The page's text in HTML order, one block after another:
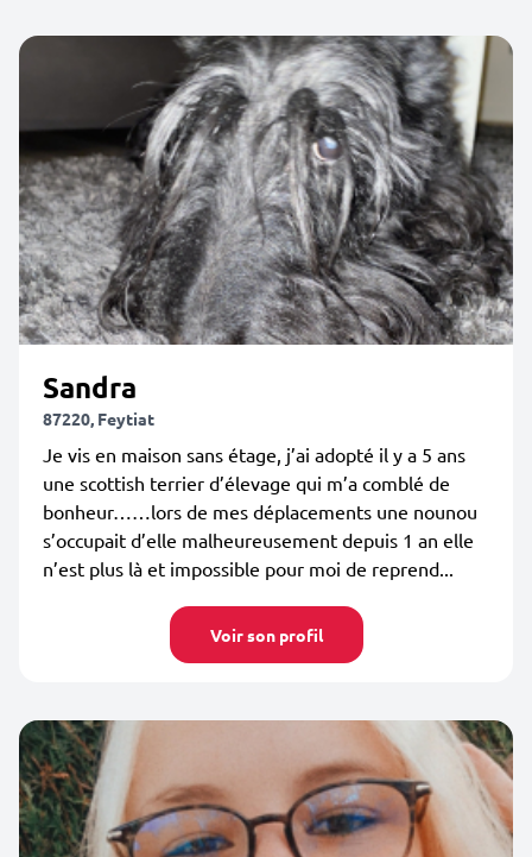
Sandra
87220, Feytiat
Je vis en maison sans étage, j’ai adopté il y a 5 ans
une scottish terrier d’élevage qui m’a comblé de
bonheur……lors de mes déplacements une nounou
s’occupait d’elle malheureusement depuis 1 an elle
n’est plus là et impossible pour moi de reprend...
Voir son profil